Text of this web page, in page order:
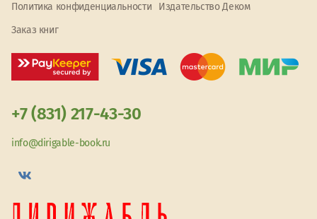
Политика конфиденциальности
Издательство Деком
Заказ книг
+7 (831) 217-43-30
info@dirigable-book.ru